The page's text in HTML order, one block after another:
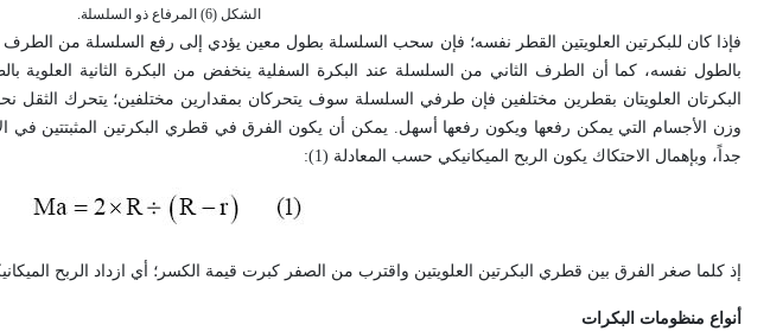
الشكل (6) المرفاع ذو السلسلة.
فإذا كان للبكرتين العلويتين القطر نفسه؛ فإن سحب السلسلة بطول معين يؤدي إلى رفع السلسلة من الطرف
بالطول نفسه، كما أن الطرف الثاني من السلسلة عند البكرة السفلية ينخفض من البكرة الثانية العلوية
البكرتان العلويتان بقطرين مختلفين فإن طرفي السلسلة سوف يتحركان بمقدارين مختلفين؛ يتحرك الثقل نحو
جداً، وبإهمال الاحتكاك يكون الربح الميكانيكي حسب المعادلة (1):
إذ كلما صغر الفرق بين قطري البكرتين العلويتين واقترب من الصفر كبرت قيمة الكسر؛ أي ازداد الربح
أنواع منظومات البكرات